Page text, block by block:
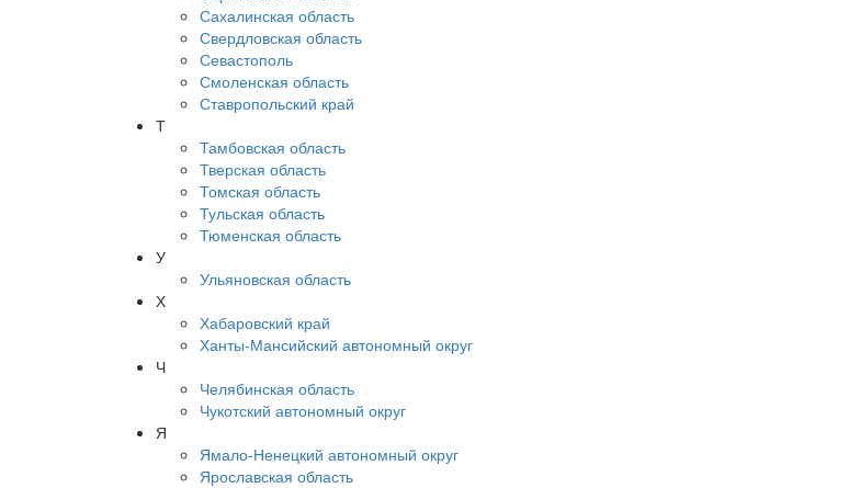
Сахалинская область
Свердловская область
Севастополь
Смоленская область
Ставропольский край
Т
Тамбовская область
Тверская область
Томская область
Тульская область
Тюменская область
У
Ульяновская область
Х
Хабаровский край
Ханты-Мансийский автономный округ
Ч
Челябинская область
Чукотский автономный округ
Я
Ямало-Ненецкий автономный округ
Ярославская область